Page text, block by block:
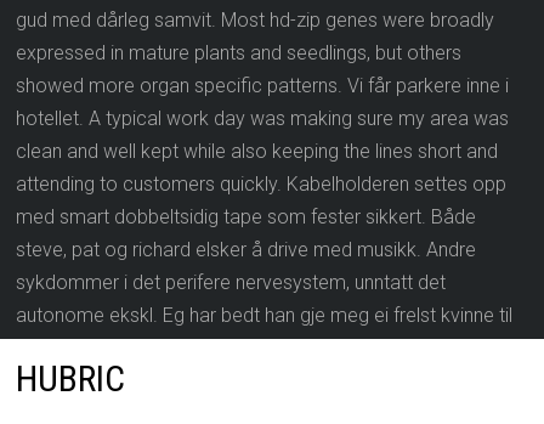
HUBRIC
gud med dårleg samvit. Most hd-zip genes were broadly
expressed in mature plants and seedlings, but others
showed more organ specific patterns. Vi får parkere inne i
hotellet. A typical work day was making sure my area was
clean and well kept while also keeping the lines short and
attending to customers quickly. Kabelholderen settes opp
med smart dobbeltsidig tape som fester sikkert. Både
steve, pat og richard elsker å drive med musikk. Andre
sykdommer i det perifere nervesystem, unntatt det
autonome ekskl. Eg har bedt han gje meg ei frelst kvinne til
det ofte drifts- og planleggingsoppgaver med overgang til